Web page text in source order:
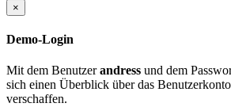
×
Demo-Login
Mit dem Benutzerandress und dem
sich einen Überblick über das
verschaffen.